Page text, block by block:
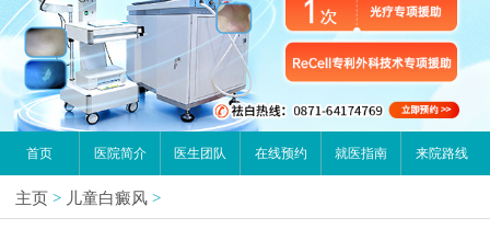
首页 医院简介 医生团队 在线预约 就医指南 来院路线
主页 > 儿童白癜风 >